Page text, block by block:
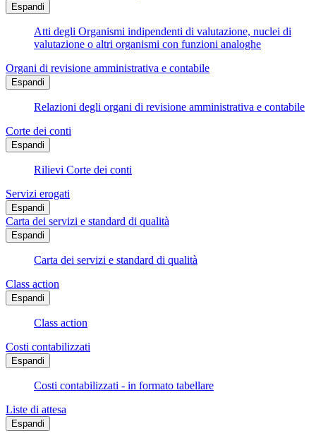
Espandi
Atti degli Organismi indipendenti di valutazione, nuclei di
valutazione o altri organismi con funzioni analoghe
Organi di revisione amministrativa e contabile
Espandi
Relazioni degli organi di revisione amministrativa e contabile
Corte dei conti
Espandi
Rilievi Corte dei conti
Servizi erogati
Espandi
Carta dei servizi e standard di qualità
Espandi
Carta dei servizi e standard di qualità
Class action
Espandi
Class action
Costi contabilizzati
Espandi
Costi contabilizzati - in formato tabellare
Liste di attesa
Espandi